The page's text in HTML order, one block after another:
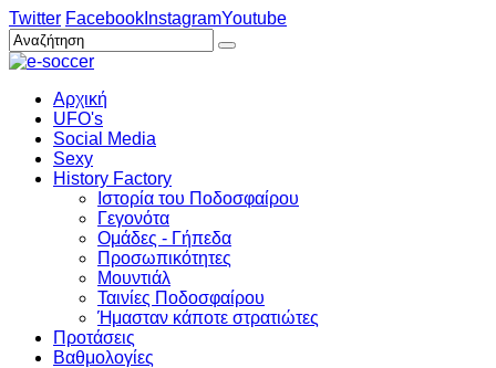
Twitter Facebook InstagramYoutube
Αρχική
UFO's
Social Media
Sexy
History Factory
Ιστορία του Ποδοσφαίρου
Γεγονότα
Ομάδες - Γήπεδα
Προσωπικότητες
Μουντιάλ
Ταινίες Ποδοσφαίρου
Ήμασταν κάποτε στρατιώτες
Προτάσεις
Βαθμολογίες